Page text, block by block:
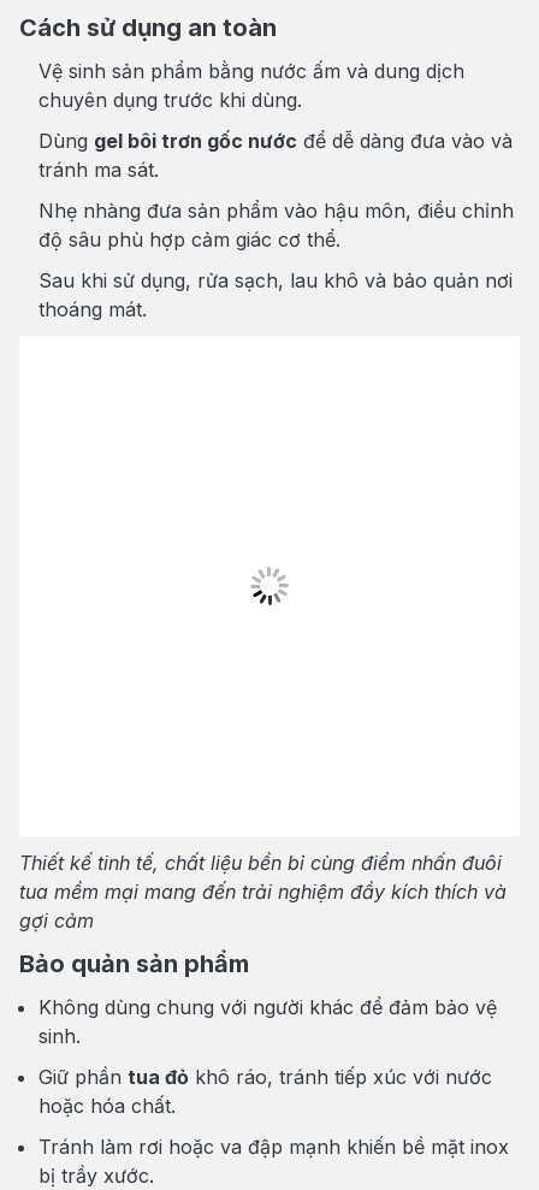
Cách sử dụng an toàn
Vệ sinh sản phẩm bằng nước ấm và dung dịch
chuyên dụng trước khi dùng.
Dùng gel bôi trơn gốc nước để dễ dàng đưa vào và
tránh ma sát.
Nhẹ nhàng đưa sản phẩm vào hậu môn, điều chỉnh
độ sâu phù hợp cảm giác cơ thể.
Sau khi sử dụng, rửa sạch, lau khô và bảo quản nơi
thoáng mát.
Thiết kế tinh tế, chất liệu bền bỉ cùng điểm nhấn đuôi
tua mềm mại mang đến trải nghiệm đầy kích thích và
gợi cảm
Bảo quản sản phẩm
Không dùng chung với người khác để đảm bảo vệ
sinh.
Giữ phần tua đỏ khô ráo, tránh tiếp xúc với nước
hoặc hóa chất.
Tránh làm rơi hoặc va đập mạnh khiến bề mặt inox
bị trầy xước.